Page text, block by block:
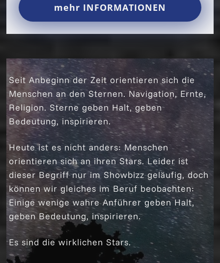
mehr INFORMATIONEN
Seit Anbeginn der Zeit orientieren sich die
Menschen an den Sternen. Navigation, Ernte,
Religion. Sterne geben Halt, geben
Bedeutung, inspirieren.
Heute ist es nicht anders: Menschen
orientieren sich an ihren Stars. Leider ist
dieser Begriff nur im Showbizz geläufig, doch
können wir gleiches im Beruf beobachten:
Einige wenige wahre Anführer geben Halt,
geben Bedeutung, inspirieren.
Es sind die wirklichen Stars.